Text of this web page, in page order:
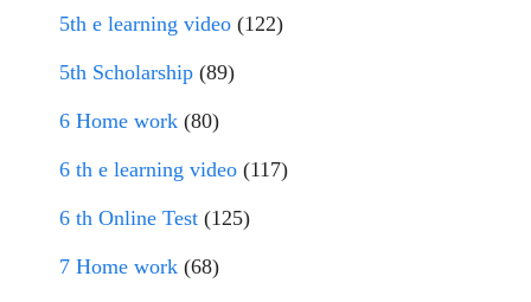
5th e learning video (122)
5th Scholarship (89)
6 Home work (80)
6 th e learning video (117)
6 th Online Test (125)
7 Home work (68)